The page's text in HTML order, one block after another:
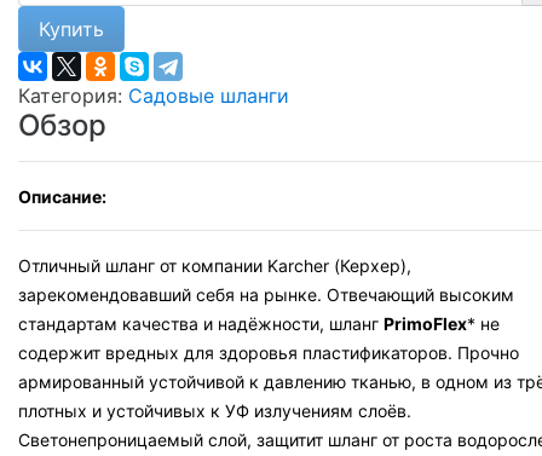
Купить
Категория: Садовые шланги
Обзор
Описание:
Отличный шланг от компании Karcher (Керхер),
зарекомендовавший себя на рынке. Отвечающий высоким
стандартам качества и надёжности, шланг PrimoFlex* не
содержит вредных для здоровья пластификаторов. Прочно
армированный устойчивой к давлению тканью, в одном из
плотных и устойчивых к УФ излучениям слоёв.
Светонепроницаемый слой, защитит шланг от роста